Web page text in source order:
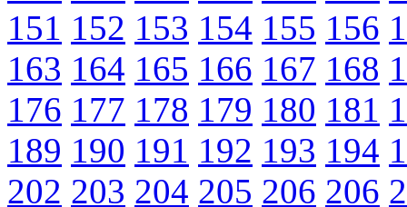
151 152 153 154 155 156
163 164 165 166 167 168
176 177 178 179 180 181
189 190 191 192 193 194
202 203 204 205 206 206